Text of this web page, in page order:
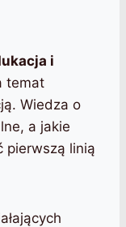
i
temat
Wiedza o
a jakie
pierwszą linią